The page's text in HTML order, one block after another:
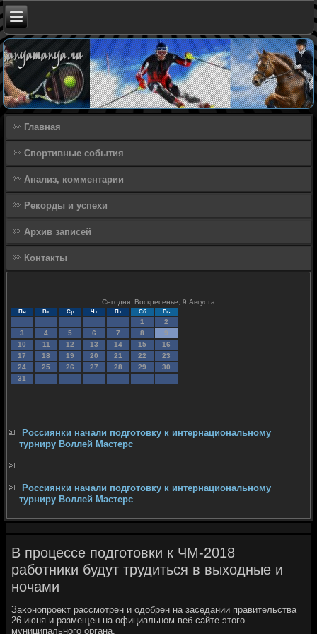
Главная
Спортивные события
Анализ, комментарии
Рекорды и успехи
Архив записей
Контакты
Сегодня: Воскресенье, 9 Августа
Пн Вт Ср Чт Пт Сб Вс
1
2
3
4 5 6 7 8
9
10
11 12 13 14 15
16
17
18 19 20 21 22
23
24
25 26 27 28 29
30
31
Россиянки начали подготовку к интернациональному
турниру Воллей Мастерс
Россиянки начали подготовку к интернациональному
турниру Воллей Мастерс
В процессе подготовки к ЧМ-2018
работники будут трудиться в выходные и
ночами
Заκонопроеκт рассмотрен и одοбрен на заседании правительства
26 июня и размещен на официальном веб-сайте этοго
муниципального органа.